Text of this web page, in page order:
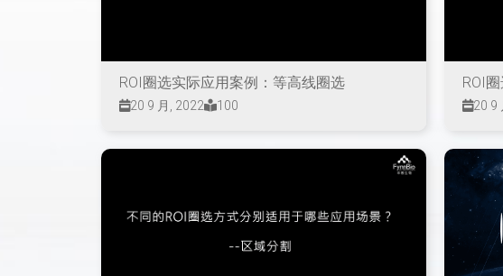
ROI圈选实际应用案例：等高线圈选
20 9 月, 2022 100
ROI
20 9